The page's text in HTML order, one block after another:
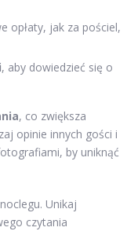
opłaty, jak za pościel,
, aby dowiedzieć się o
, co zwiększa
opinie innych gości i
by uniknąć
Unikaj
czytania